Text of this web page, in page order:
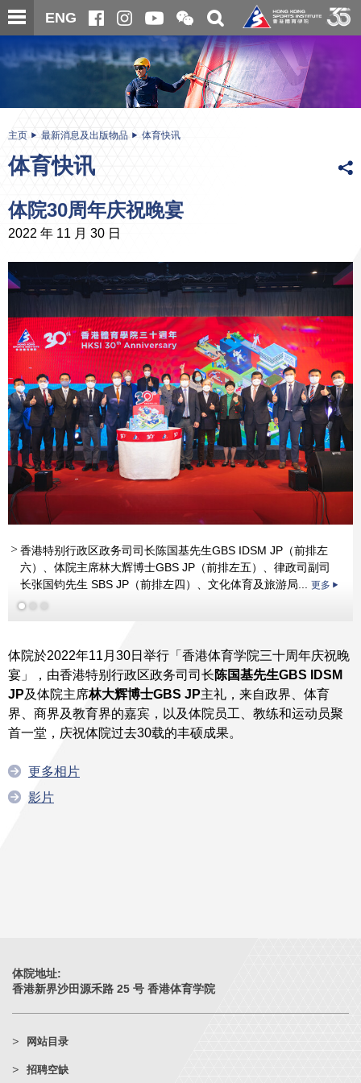
跳
至
内
ENG
开
合
微
信
二
维
码
关
搜
寻
内
主页 最新消息及出版物品 体育快讯
体育快讯
体院30周年庆祝晚宴
2022 年 11 月 30 日
香港特别行政区政务司司长陈国基先生GBS IDSM JP（前排左
六）、体院主席林大辉博士GBS JP（前排左五）、律政司副司
长张国钧先生 SBS JP（前排左四）、文化体育及旅游局... 更多
体院於2022年11月30日举行「香港体育学院三十周年庆祝晚
宴」，由香港特别行政区政务司司长陈国基先生GBS IDSM
JP及体院主席林大辉博士GBS JP主礼，来自政界、体育
界、商界及教育界的嘉宾，以及体院员工、教练和运动员聚
首一堂，庆祝体院过去30载的丰硕成果。
更多相片
影片
体院地址:
香港新界沙田源禾路 25 号 香港体育学院
网站目录
招聘空缺